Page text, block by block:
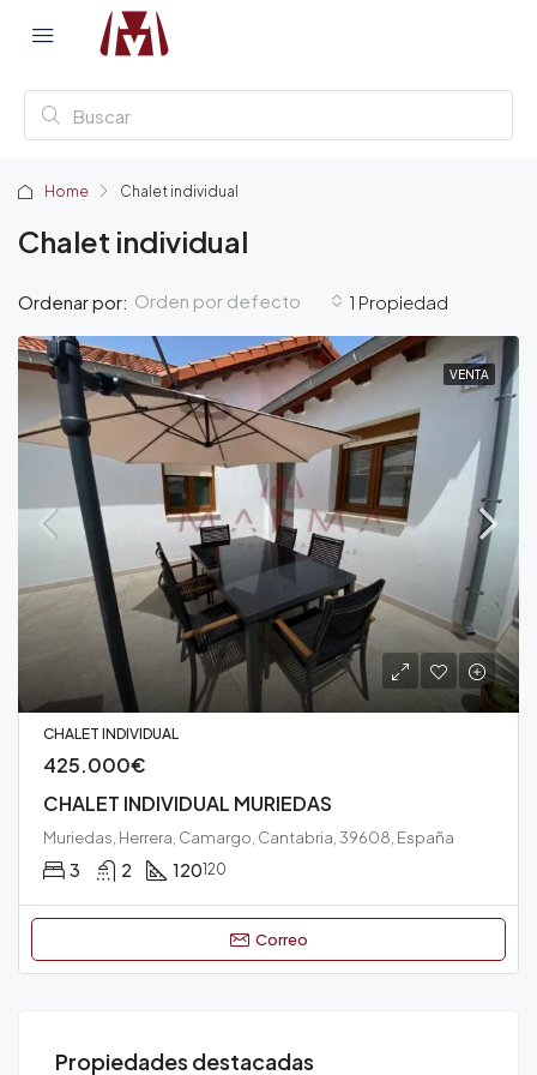
Home Chalet individual
Chalet individual
1 Propiedad
Ordenar por: Orden por defecto
VENTA
CHALET INDIVIDUAL
425.000€
CHALET INDIVIDUAL MURIEDAS
Muriedas, Herrera, Camargo, Cantabria, 39608, España
3 2 120120
Correo
Propiedades destacadas